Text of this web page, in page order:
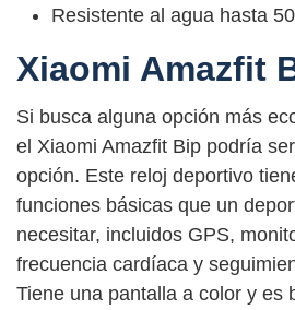
Resistente al agua hasta
Xiaomi Amazfit
Si busca alguna opción más
el Xiaomi Amazfit Bip podría
opción. Este reloj deportivo
funciones básicas que un
necesitar, incluidos GPS,
frecuencia cardíaca y
Tiene una pantalla a color y es